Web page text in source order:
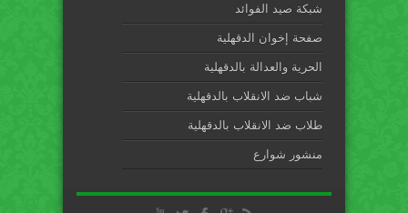
شبكة صيد الفوائد
صفحة إخوان الدقهلية
الحرية والعدالة بالدقهلية
شباب ضد الانقلاب بالدقهلية
طلاب ضد الانقلاب بالدقهلية
منشور شوارع